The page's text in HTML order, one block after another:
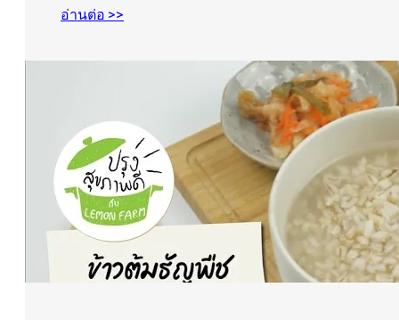
อ่านต่อ >>